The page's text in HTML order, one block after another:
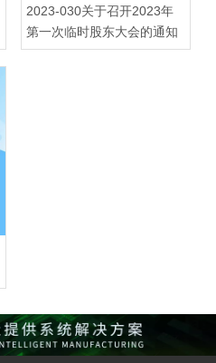
2023-030关于召开2023年
第一次临时股东大会的通知